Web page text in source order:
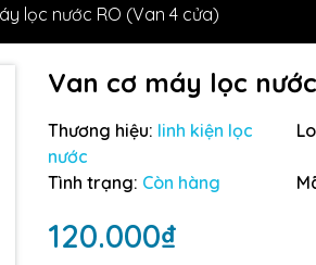
lọc nước RO (Van 4 cửa)
Van cơ máy lọc
Thương hiệu: linh kiện lọc
nước
Tình trạng: Còn hàng
120.000₫
Mã giảm giá:
Điều kiện: